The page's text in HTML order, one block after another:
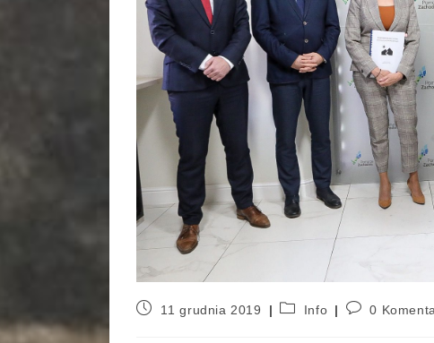
11 grudnia 2019 Info 0